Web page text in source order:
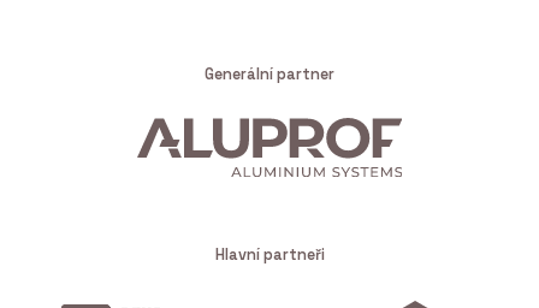
Generální partner
Hlavní partneři